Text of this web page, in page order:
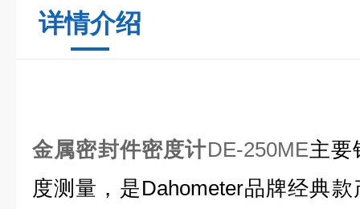
详情介绍
金属密封件密度计DE-250ME主要
度测量， 是Dahometer品牌经典款